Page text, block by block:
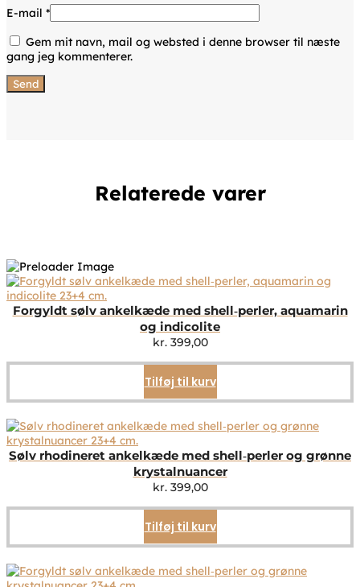
E-mail *
Gem mit navn, mail og websted i denne browser til næste
gang jeg kommenterer.
Relaterede varer
Forgyldt sølv ankelkæde med shell‑perler, aquamarin
og indicolite
kr.399,00
Tilføj til kurv
Sølv rhodineret ankelkæde med shell‑perler og grønne
krystalnuancer
kr.399,00
Tilføj til kurv